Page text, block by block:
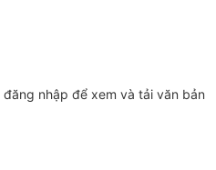
đăng nhập để xem và tải văn bản